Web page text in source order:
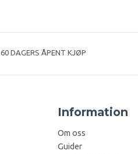
60 DAGERS ÅPENT KJØP
Information
Om oss
Guider